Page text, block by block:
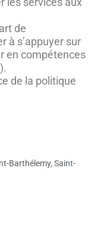
de
à s’appuyer sur
en compétences
de la politique
Barthélemy, Saint-